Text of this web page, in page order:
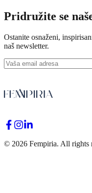
Pridružite se
Ostanite osnaženi,
naš newsletter.
© 2026 Fempiria. All rights